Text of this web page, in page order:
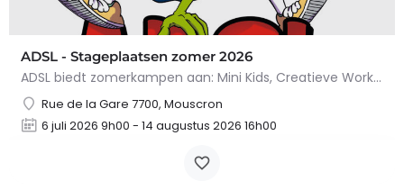
ADSL - Stageplaatsen zomer 2026
ADSL biedt zomerkampen aan: Mini Kids, Creatieve Workshop, Sportpassie, Koken & Kunst, Uitje,…
Rue de la Gare 7700, Mouscron
6 juli 2026 9h00 - 14 augustus 2026 16h00